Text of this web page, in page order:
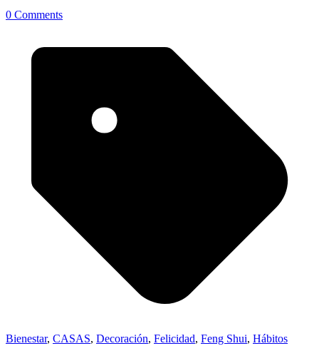
0 Comments
Bienestar, CASAS, Decoración, Felicidad, Feng Shui, Hábitos